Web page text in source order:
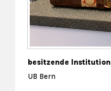
besitzende Institution
UB Bern